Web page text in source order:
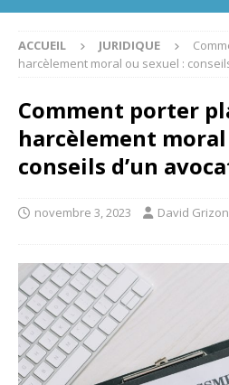
ACCUEIL JURIDIQUE
harcèlement moral ou sexuel :
Comment porter
harcèlement
conseils d’un
novembre 3, 2023 David